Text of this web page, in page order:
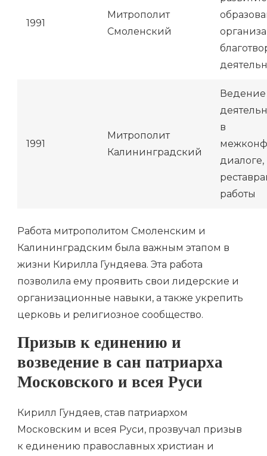
1991
Митрополит
Смоленский
1991
Митрополит
Калининградский
Ведение
в
диалоге,
работы
Работа митрополитом Смоленским и
Калининградским была важным этапом в
жизни Кирилла Гундяева. Эта работа
позволила ему проявить свои лидерские и
организационные навыки, а также укрепить
церковь и религиозное сообщество.
Призыв к единению и
возведение в сан патриарха
Московского и всея Руси
Кирилл Гундяев, став патриархом
Московским и всея Руси, прозвучал призыв
к единению православных христиан и